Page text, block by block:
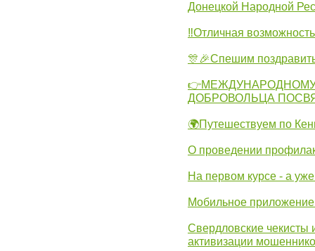
Донецкой Народной
‼Отличная
🎊🎉Спешим
ДОБРОВОЛЬЦА
🌍Путешествуем по
О проведении
На первом курсе - а
Мобильное
Свердловские
активизации